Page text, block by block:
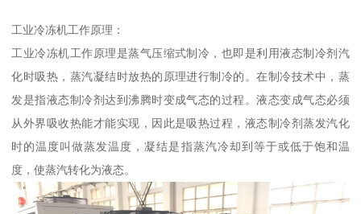
工业冷冻机工作原理：
工业冷冻机工作原理是蒸气压缩式制冷，也即是利用液态制冷剂汽
化时吸热，蒸汽凝结时放热的原理进行制冷的。在制冷技术中，蒸
发是指液态制冷剂达到沸腾时变成气态的过程。液态变成气态必须
从外界吸收热能才能实现，因此是吸热过程，液态制冷剂蒸发汽化
时的温度叫做蒸发温度，凝结是指蒸汽冷却到等于或低于饱和温
度，使蒸汽转化为液态。